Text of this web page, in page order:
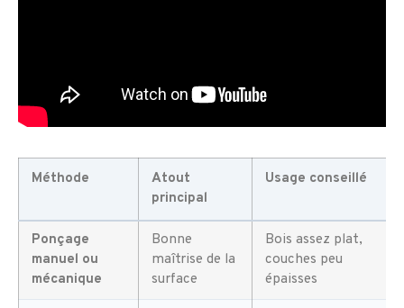
Méthode
Atout
principal
Usage conseillé
Ponçage
manuel ou
mécanique
Bonne
maîtrise de la
surface
Bois assez plat,
couches peu
épaisses